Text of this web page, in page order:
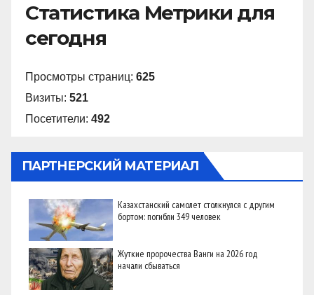
Статистика Метрики для
сегодня
Просмотры страниц: 625
Визиты: 521
Посетители: 492
ПАРТНЕРСКИЙ МАТЕРИАЛ
Казахстанский самолет столкнулся с другим
бортом: погибли 349 человек
Жуткие пророчества Ванги на 2026 год
начали сбываться